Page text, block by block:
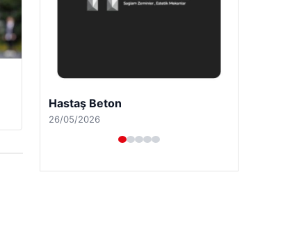
Prenses Night Club
29/04/2026